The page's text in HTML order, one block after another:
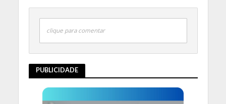
clique para comentar
PUBLICIDADE